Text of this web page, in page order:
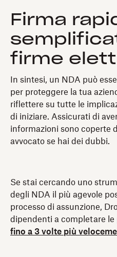
Firma
firme
In sintesi, un NDA può
per proteggere la tua
riflettere su tutte le
di iniziare. Assicurati di
informazioni sono coperte
avvocato se hai dei dubbi.
Se stai cercando uno
degli NDA il più agevole
processo di assunzione,
dipendenti a completare
fino a 3 volte più